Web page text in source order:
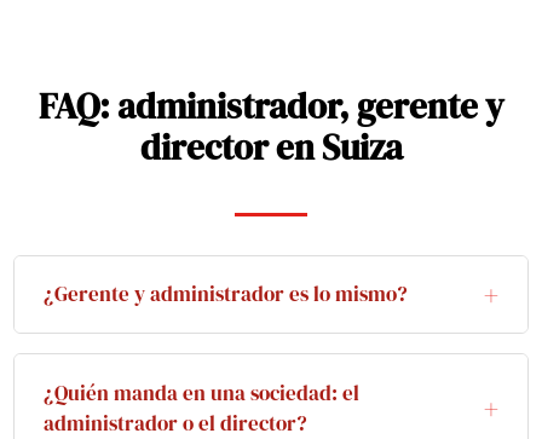
FAQ: administrador, gerente y
director en Suiza
¿Gerente y administrador es lo mismo?
No. En el derecho suizo, el administrador es
miembro del consejo de administración de una
sociedad anónima (SA), mientras que el gerente es
¿Quién manda en una sociedad: el
administrador o el director?